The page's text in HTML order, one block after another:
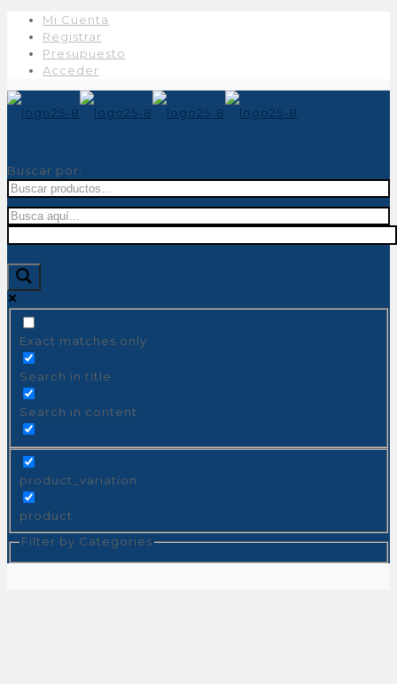
Mi Cuenta
Registrar
Presupuesto
Acceder
Buscar por:
Exact matches only
Search in title
Search in content
product_variation
product
Filter by Categories